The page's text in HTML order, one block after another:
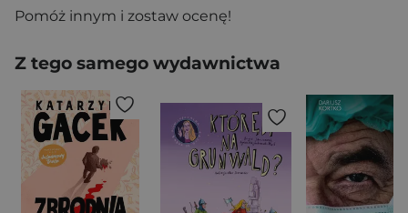
Pomóż innym i zostaw ocenę!
Z tego samego wydawnictwa